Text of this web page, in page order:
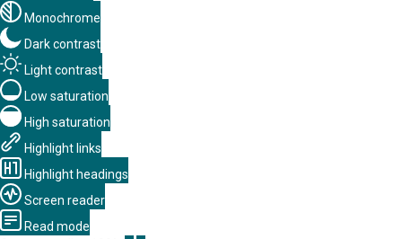
Monochrome
Dark contrast
Light contrast
Low saturation
High saturation
Highlight links
Highlight headings
Screen reader
Read mode